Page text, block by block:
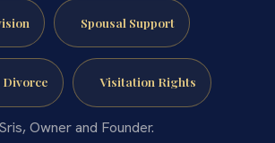
Spousal Support
Divorce Visitation Rights
Owner and Founder.